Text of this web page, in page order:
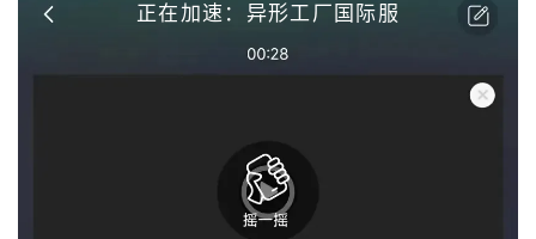
正在加速：异形工厂国际服